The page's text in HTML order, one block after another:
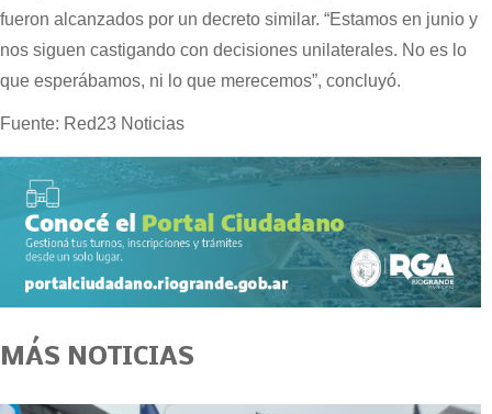
fueron alcanzados por un decreto similar. “Estamos en junio y
nos siguen castigando con decisiones unilaterales. No es lo
que esperábamos, ni lo que merecemos”, concluyó.
Fuente: Red23 Noticias
MÁS NOTICIAS